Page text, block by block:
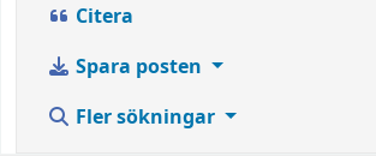
Citera
Spara posten
Fler sökningar